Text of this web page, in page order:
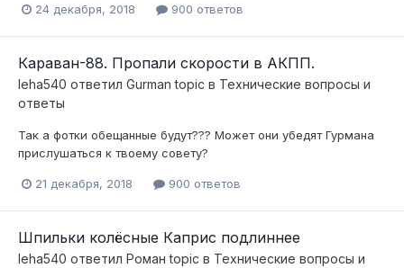
24 декабря, 2018 900 ответов
Караван-88. Пропали скорости в АКПП.
leha540 ответил Gurman topic в Технические вопросы и
ответы
Так а фотки обещанные будут??? Может они убедят Гурмана
прислушаться к твоему совету?
21 декабря, 2018 900 ответов
Шпильки колёсные Каприс подлиннее
leha540 ответил Роман topic в Технические вопросы и